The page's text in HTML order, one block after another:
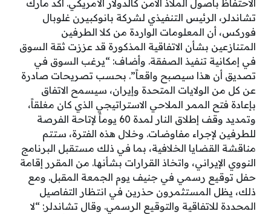
الاحتفاظ بأصول الملاذ الآمن كالدولار الأمريكي. أكد مارك
تشاندلر، الرئيس التنفيذي لشركة بانوكبيرن غلوبال
فوركس، أن المعلومات الواردة من كلا الطرفين
المتنازعين بشأن الاتفاقية المذكورة قد عززت ثقة السوق
في إمكانية تنفيذ الصفقة. وأضاف: “يرغب السوق في
تصديق أن هذا سيصبح واقعاً”. بحسب تصريحات صادرة
عن كل من الولايات المتحدة وإيران، سيسمح الاتفاق
بإعادة فتح الممر الملاحي الاستراتيجي الذي كان مغلقاً،
وتمديد وقف إطلاق النار لمدة 60 يوماً لإتاحة الفرصة
للطرفين لإجراء مفاوضات. وخلال هذه الفترة، ستتم
مناقشة القضايا الخلافية، بما في ذلك مستقبل البرنامج
النووي الإيراني، واتخاذ القرارات بشأنها. من المقرر إقامة
حفل توقيع رسمي في جنيف يوم الجمعة المقبل. ومع
ذلك، يظل المستثمرون حذرين في انتظار التفاصيل
المحددة للاتفاقية والتوقيع الرسمي. وقال تشاندلر: “لا